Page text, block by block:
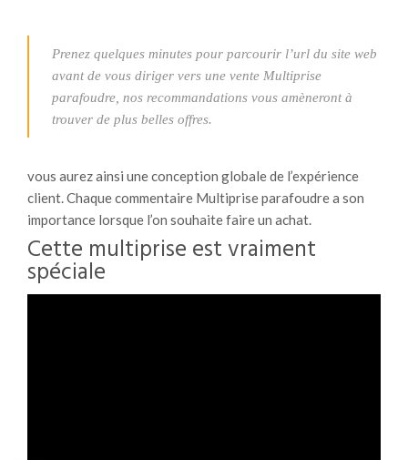
Prenez quelques minutes pour parcourir l’url du site web
avant de vous diriger vers une vente Multiprise
parafoudre, nos recommandations vous amèneront à
trouver de plus belles offres.
vous aurez ainsi une conception globale de l’expérience
client. Chaque commentaire Multiprise parafoudre a son
importance lorsque l’on souhaite faire un achat.
Cette multiprise est vraiment
spéciale